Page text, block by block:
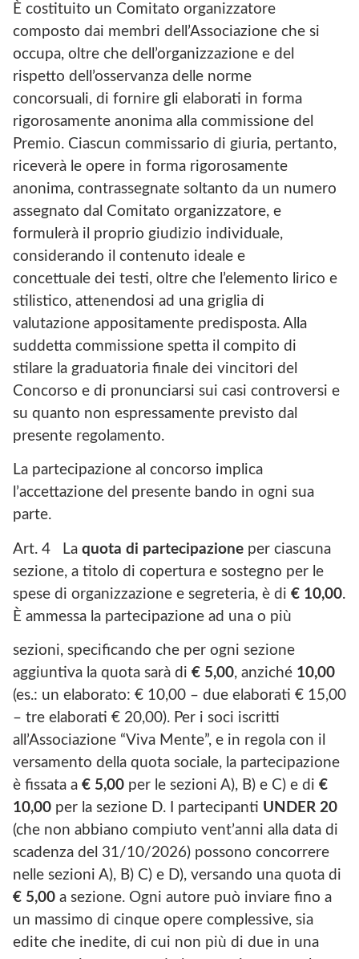
È costituito un Comitato organizzatore
composto dai membri dell’Associazione che si
occupa, oltre che dell’organizzazione e del
rispetto dell’osservanza delle norme
concorsuali, di fornire gli elaborati in forma
rigorosamente anonima alla commissione del
Premio. Ciascun commissario di giuria, pertanto,
riceverà le opere in forma rigorosamente
anonima, contrassegnate soltanto da un numero
assegnato dal Comitato organizzatore, e
formulerà il proprio giudizio individuale,
considerando il contenuto ideale e
concettuale dei testi, oltre che l’elemento lirico e
stilistico, attenendosi ad una griglia di
valutazione appositamente predisposta. Alla
suddetta commissione spetta il compito di
stilare la graduatoria finale dei vincitori del
Concorso e di pronunciarsi sui casi controversi e
su quanto non espressamente previsto dal
presente regolamento.
La partecipazione al concorso implica
l’accettazione del presente bando in ogni sua
parte.
Art. 4 La quota di partecipazione per ciascuna
sezione, a titolo di copertura e sostegno per le
spese di organizzazione e segreteria, è di € 10,00.
È ammessa la partecipazione ad una o più
sezioni, specificando che per ogni sezione
aggiuntiva la quota sarà di € 5,00, anziché 10,00
(es.: un elaborato: € 10,00 – due elaborati € 15,00
– tre elaborati € 20,00). Per i soci iscritti
all’Associazione “Viva Mente”, e in regola con il
versamento della quota sociale, la partecipazione
è fissata a € 5,00 per le sezioni A), B) e C) e di €
10,00 per la sezione D. I partecipanti UNDER 20
(che non abbiano compiuto vent’anni alla data di
scadenza del 31/10/2026) possono concorrere
nelle sezioni A), B) C) e D), versando una quota di
€ 5,00 a sezione. Ogni autore può inviare fino a
un massimo di cinque opere complessive, sia
edite che inedite, di cui non più di due in una